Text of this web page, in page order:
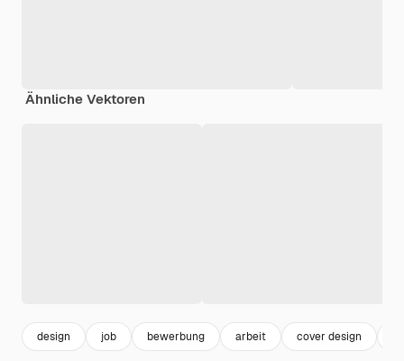
Ähnliche Vektoren
design job bewerbung arbeit cover design